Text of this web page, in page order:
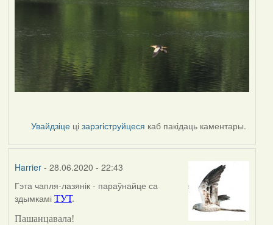
Увайдзіце цізарэгіструйцеся каб пакідаць каментары.
Harrier- 28.06.2020 - 22:43
In
reply
to
Гэта чапля-лазянік - параўнайце са
здымкамі ТУТ.
Пашанцавала!